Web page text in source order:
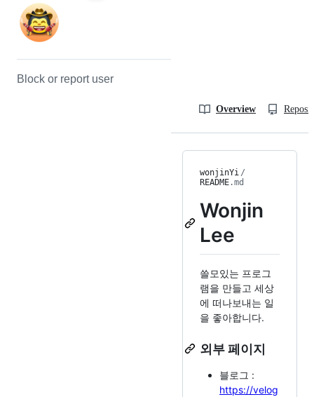
Block or report user
Overview
wonjinYi /
README.md
Wonjin
Lee
쓸모있는 프로그
램을 만들고 세상
에 떠나보내는 일
을 좋아합니다.
외부 페이지
블로그 :
https://velog